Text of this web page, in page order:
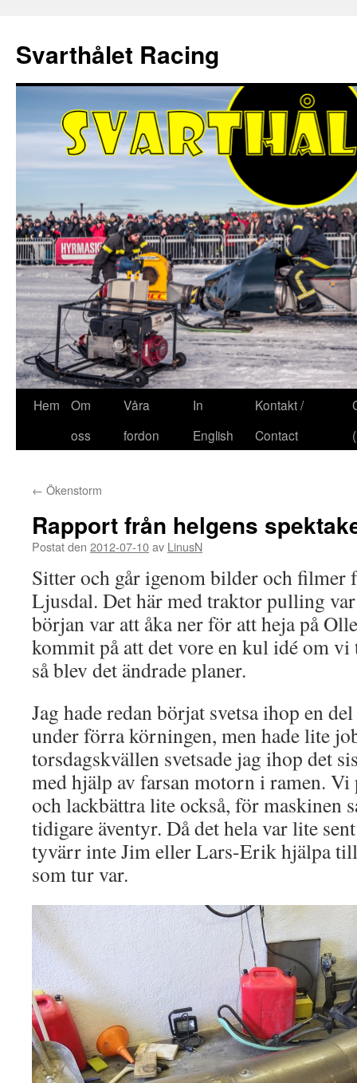
innehåll
Svarthålet Racing
Hem
Om
oss
Våra
fordon
In
English
Kontakt /
Contact
← Ökenstorm
Rapport från helgens
Postat den 2012-07-10av LinusN
Sitter och går igenom bilder och filmer
Ljusdal. Det här med traktor pulling
början var att åka ner för att heja på
kommit på att det vore en kul idé om vi
så blev det ändrade planer.
Jag hade redan börjat svetsa ihop en
under förra körningen, men hade lite
torsdagskvällen svetsade jag ihop det
med hjälp av farsan motorn i ramen. Vi
och lackbättra lite också, för maskinen
tidigare äventyr. Då det hela var lite
tyvärr inte Jim eller Lars-Erik hjälpa
som tur var.